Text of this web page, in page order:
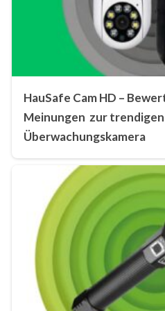
HauSafe Cam HD –
Meinungen zur trendigen
Überwachungskamera